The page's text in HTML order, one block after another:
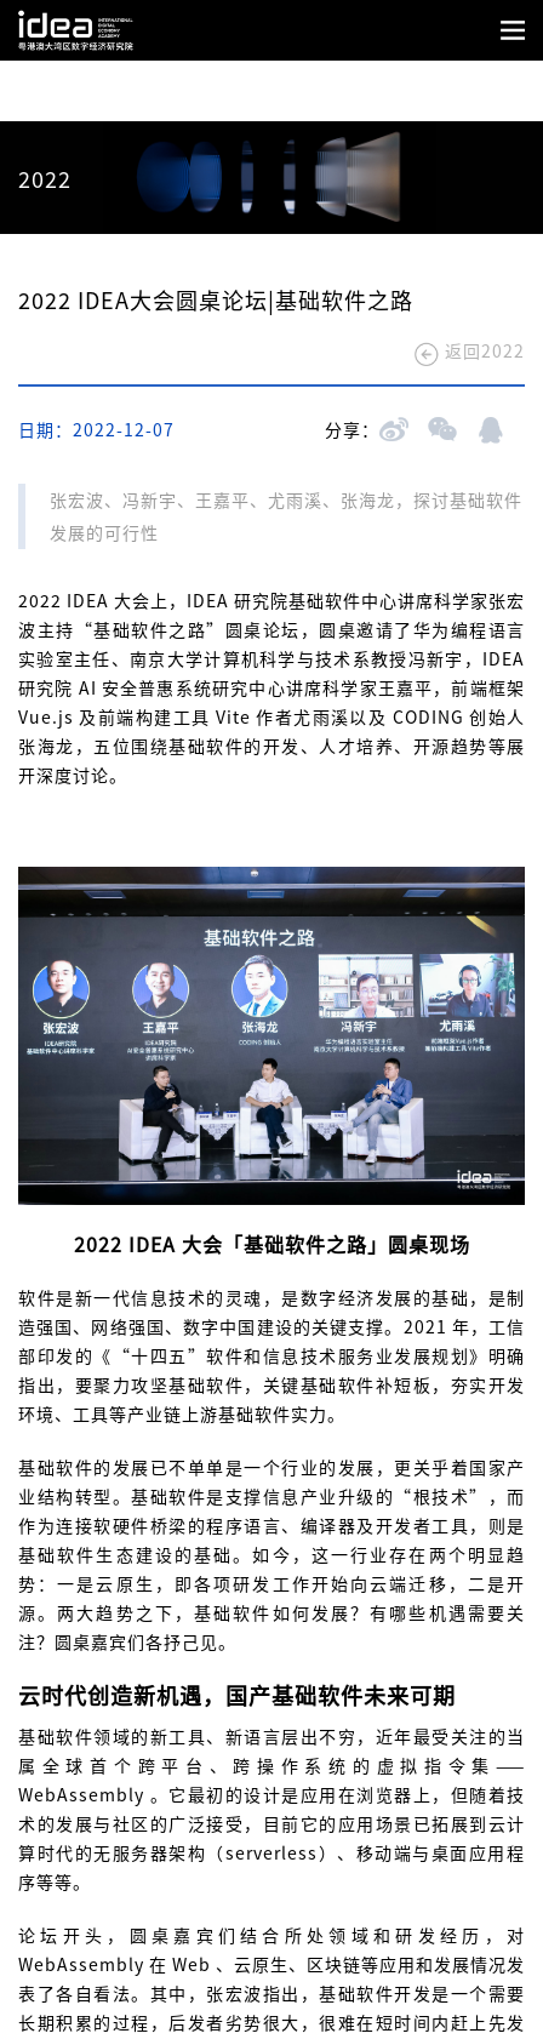
2022
2022 IDEA大会圆桌论坛|基础软件之路
返回2022
日期：2022-12-07 分享：
张宏波、冯新宇、王嘉平、尤雨溪、张海龙，探讨基础软件
发展的可行性
2022 IDEA 大会上，IDEA 研究院基础软件中心讲席科学家张宏
波主持“基础软件之路”圆桌论坛，圆桌邀请了华为编程语言
实验室主任、南京大学计算机科学与技术系教授冯新宇，IDEA
研究院 AI 安全普惠系统研究中心讲席科学家王嘉平，前端框架
Vue.js 及前端构建工具 Vite 作者尤雨溪以及 CODING 创始人
张海龙，五位围绕基础软件的开发、人才培养、开源趋势等展
开深度讨论。
2022 IDEA 大会「基础软件之路」圆桌现场
软件是新一代信息技术的灵魂，是数字经济发展的基础，是制
造强国、网络强国、数字中国建设的关键支撑。2021 年，工信
部印发的《“十四五”软件和信息技术服务业发展规划》明确
指出，要聚力攻坚基础软件，关键基础软件补短板，夯实开发
环境、工具等产业链上游基础软件实力。
基础软件的发展已不单单是一个行业的发展，更关乎着国家产
业结构转型。基础软件是支撑信息产业升级的“根技术”，而
作为连接软硬件桥梁的程序语言、编译器及开发者工具，则是
基础软件生态建设的基础。如今，这一行业存在两个明显趋
势：一是云原生，即各项研发工作开始向云端迁移，二是开
源。两大趋势之下，基础软件如何发展？有哪些机遇需要关
注？圆桌嘉宾们各抒己见。
云时代创造新机遇，国产基础软件未来可期
基础软件领域的新工具、新语言层出不穷，近年最受关注的当
属全球首个跨平台、跨操作系统的虚拟指令集——
WebAssembly 。它最初的设计是应用在浏览器上，但随着技
术的发展与社区的广泛接受，目前它的应用场景已拓展到云计
算时代的无服务器架构（serverless）、移动端与桌面应用程
序等等。
论坛开头，圆桌嘉宾们结合所处领域和研发经历，对
WebAssembly 在 Web 、云原生、区块链等应用和发展情况发
表了各自看法。其中，张宏波指出，基础软件开发是一个需要
长期积累的过程，后发者劣势很大，很难在短时间内赶上先发